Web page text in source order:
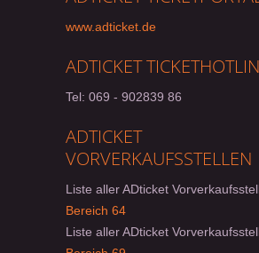
www.adticket.de
ADTICKET
Tel: 069 - 902839 86
ADTICKET
VORVERKAUFSSTELLEN
Liste aller ADticket
Bereich 64
Liste aller ADticket